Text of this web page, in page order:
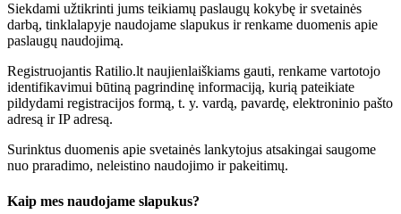
Siekdami užtikrinti jums teikiamų paslaugų kokybę ir svetainės
darbą, tinklalapyje naudojame slapukus ir renkame duomenis apie
paslaugų naudojimą.
Registruojantis Ratilio.lt naujienlaiškiams gauti, renkame vartotojo
identifikavimui būtiną pagrindinę informaciją, kurią pateikiate
pildydami registracijos formą, t. y. vardą, pavardę, elektroninio pašto
adresą ir IP adresą.
Surinktus duomenis apie svetainės lankytojus atsakingai saugome
nuo praradimo, neleistino naudojimo ir pakeitimų.
Kaip mes naudojame slapukus?